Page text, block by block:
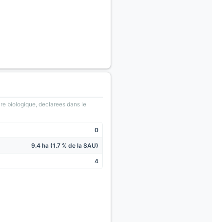
biologique, declarees dans le
0
9.4 ha (1.7 % de la SAU)
4